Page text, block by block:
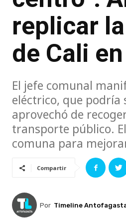
replicar
de Cali
El jefe comunal
eléctrico, que podría
aprovechó de
transporte público.
comuna para
Compartir
Por Timeline